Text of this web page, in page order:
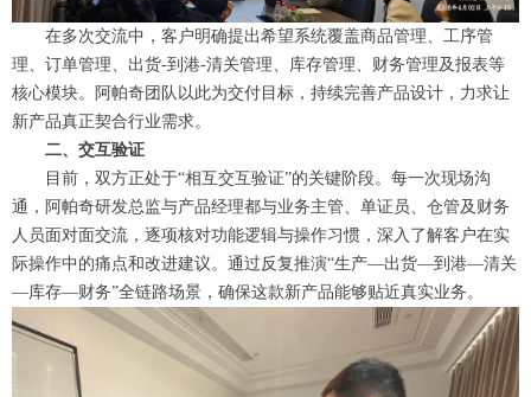
在多次交流中，客户明确提出希望系统覆盖商品管理、工序管
理、订单管理、出货-到港-清关管理、库存管理、财务管理及报表等
核心模块。阿帕奇团队以此为交付目标，持续完善产品设计，力求让
新产品真正契合行业需求。
二、交互验证
目前，双方正处于“相互交互验证”的关键阶段。每一次现场沟
通，阿帕奇研发总监与产品经理都与业务主管、单证员、仓管及财务
人员面对面交流，逐项核对功能逻辑与操作习惯，深入了解客户在实
际操作中的痛点和改进建议。通过反复推演“生产—出货—到港—清关
—库存—财务”全链路场景，确保这款新产品能够贴近真实业务。